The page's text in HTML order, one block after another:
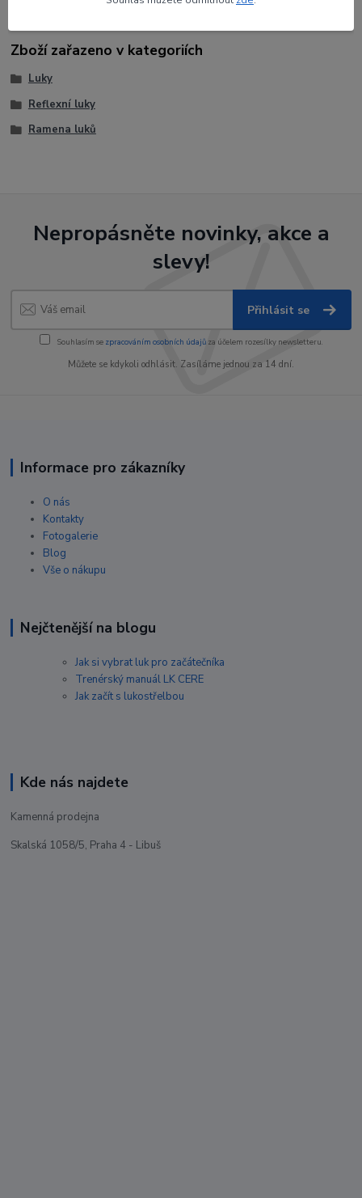
Zboží zařazeno v kategoriích
Luky
Reflexní luky
Ramena luků
Nepropásněte novinky, akce a
slevy!
Přihlásit se
Souhlasím se zpracováním osobních údajůza účelem rozesílky newsletteru.
Můžete se kdykoli odhlásit. Zasíláme jednou za 14 dní.
Informace pro zákazníky
O nás
Kontakty
Fotogalerie
Blog
Vše o nákupu
Nejčtenější na blogu
Jak si vybrat luk pro začátečníka
Trenérský manuál LK CERE
Jak začít s lukostřelbou
Kde nás najdete
Kamenná prodejna
Skalská 1058/5, Praha 4 - Libuš